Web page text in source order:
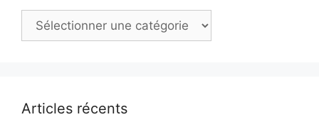
Catégories
Articles récents